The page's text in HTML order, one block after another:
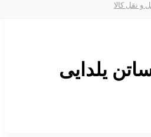
و نقل کالا
یلدایی